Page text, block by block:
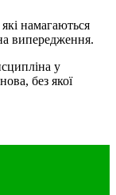
намагаються
випередження.
у
без якої